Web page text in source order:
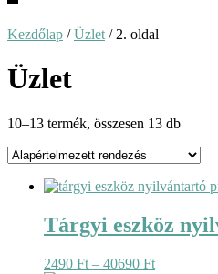
Kezdőlap /Üzlet / 2. oldal
Üzlet
10–13 termék, összesen 13 db
Tárgyi eszköz
2490 Ft – 40690 Ft